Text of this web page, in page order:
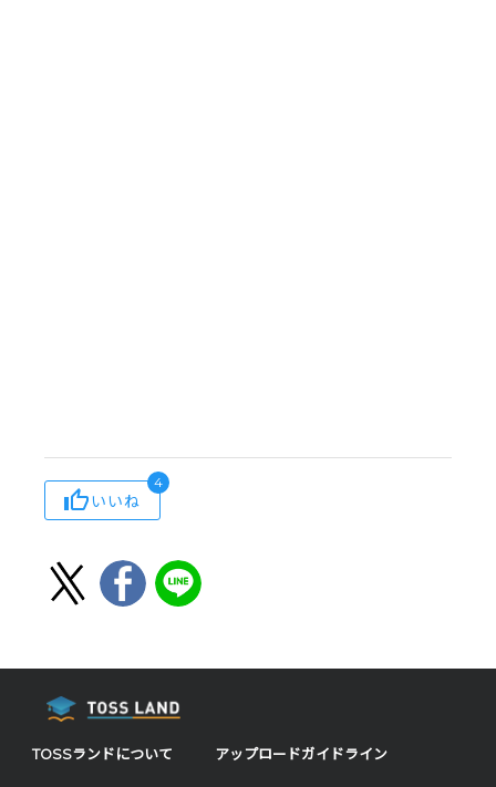
いいね
4
TOSSランドについて アップロードガイドライン